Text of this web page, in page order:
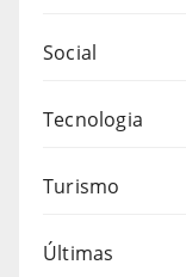
Social
Tecnologia
Turismo
Últimas